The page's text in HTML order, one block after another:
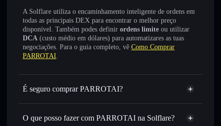
A Solflare utiliza o encaminhamento inteligente de ordens em
todas as principais DEX para encontrar o melhor preço
disponível. Também podes definir ordens limite ou utilizar
DCA (custo médio em dólares) para automatizares as tuas
negociações. Para o guia completo, vê Como Comprar
PARROTAI.
É seguro comprar PARROTAI?
PARROTAI não está verificado
O que posso fazer com PARROTAI na Solflare?